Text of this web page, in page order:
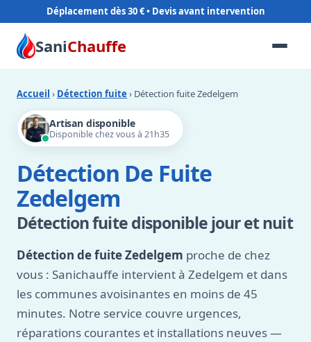
Déplacement dès 30 €
SaniChauffe
Accueil › Détection fuite › Détection fuite Zedelgem
Artisan disponible
Disponible chez vous à 21h35
Détection De Fuite
Zedelgem
Détection fuite disponible jour et nuit
Détection de fuite Zedelgem proche de chez
vous : Sanichauffe intervient à Zedelgem et dans
les communes avoisinantes en moins de 45
minutes. Notre service couvre urgences,
réparations courantes et installations neuves —